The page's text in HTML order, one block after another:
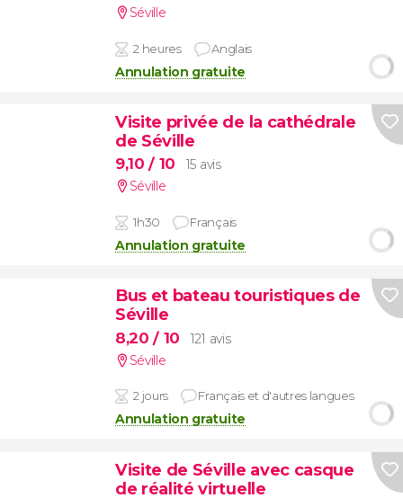
Séville
2 heures Anglais
Annulation gratuite
Visite privée de la cathédrale
de Séville
9,10/ 10
15 avis
Séville
1h30 Français
Annulation gratuite
Bus et bateau touristiques de
Séville
8,20/ 10
121 avis
Séville
2 jours Français et d'autres langues
Annulation gratuite
Visite de Séville avec casque
de réalité virtuelle